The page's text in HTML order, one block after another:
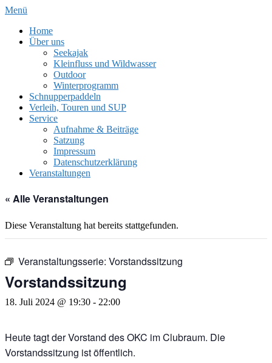
Zum
springen
Menü
Home
Über uns
Seekajak
Kleinfluss und Wildwasser
Outdoor
Winterprogramm
Schnupperpaddeln
Verleih, Touren und SUP
Service
Aufnahme & Beiträge
Satzung
Impressum
Datenschutzerklärung
Veranstaltungen
« Alle Veranstaltungen
Diese Veranstaltung hat bereits stattgefunden.
Veranstaltungsserie: Vorstandssitzung
Vorstandssitzung
18. Juli 2024 @ 19:30 - 22:00
Heute tagt der Vorstand des OKC im Clubraum. Die
Vorstandssitzung ist öffentlich.